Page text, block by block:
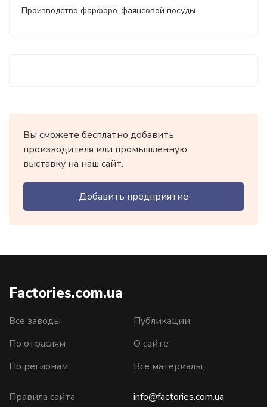
Производство фарфоро-фаянсовой посуды
Вы сможете бесплатно добавить
производителя или промышленную
выставку на наш сайт.
Добавить предприятие
Factories.com.ua
Все заводы
По отраслям
По регионам
Публикации
О сайте
Все материалы
Правила сайта info@factories.com.ua